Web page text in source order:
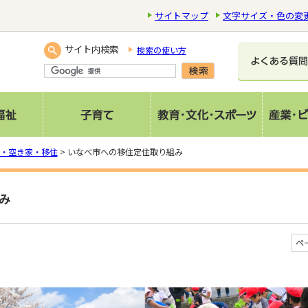
サイトマップ 文字サイズ・色の変
サイト内検索 検索の使い方
空き家・移住> いなべ市への移住定住取り組み
ペ